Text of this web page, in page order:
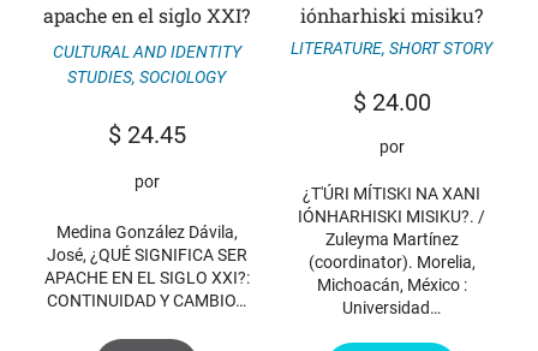
apache en el siglo XXI?
CULTURAL AND IDENTITY
STUDIES, SOCIOLOGY
$24.45
por
Medina González Dávila,
José, ¿QUÉ SIGNIFICA SER
APACHE EN EL SIGLO XXI?:
CONTINUIDAD Y CAMBIO…
iónharhiski misiku?
LITERATURE, SHORT STORY
$24.00
por
¿T'ÚRI MÍTISKI NA XANI
IÓNHARHISKI MISIKU?. /
Zuleyma Martínez
(coordinator). Morelia,
Michoacán, México :
Universidad…